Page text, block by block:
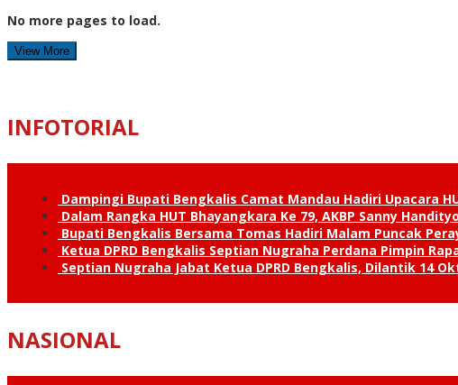
No more pages to load.
View More
INFOTORIAL
Dampingi Bupati Bengkalis Camat Mandau Hadiri Upacara
Dalam Rangka HUT Bhayangkara Ke 79, AKBP Sanny
Bupati Bengkalis Bersama Tomas Hadiri Malam Puncak
Ketua DPRD Bengkalis Septian Nugraha Perdana Pimpin
Septian Nugraha Jabat Ketua DPRD Bengkalis, Dilantik 14
NASIONAL